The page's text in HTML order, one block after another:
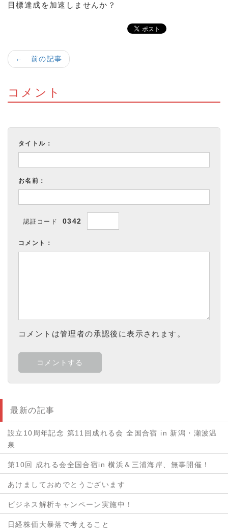
目標達成を加速しませんか？
← 前の記事
コメント
タイトル：
お名前：
認証コード 0342
コメント：
コメントは管理者の承認後に表示されます。
最新の記事
設立10周年記念 第11回成れる会 全国合宿 in 新潟・瀬波温
泉
第10回 成れる会全国合宿in 横浜＆三浦海岸、無事開催！
あけましておめでとうございます
ビジネス解析キャンペーン実施中！
日経株価大暴落で考えること